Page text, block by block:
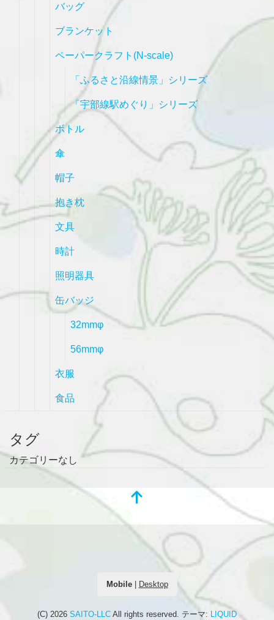
バッグ
ブランケット
ペーパークラフト(N-scale)
「ふるさと沿線情景」シリーズ
「宇部線駅めぐり」シリーズ
ボトル
傘
帽子
抱き枕
文具
時計
照明器具
缶バッジ
32mmφ
56mmφ
衣服
食品
タグ
カテゴリーなし
Mobile| Desktop
(C) 2026 SAITO-LLC All rights reserved. テーマ: LIQUID